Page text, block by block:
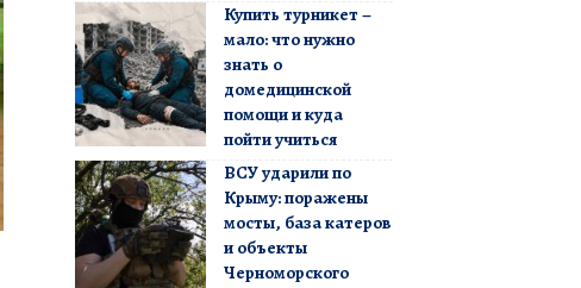
Купить турникет –
мало: что нужно
знать о
домедицинской
помощи и куда
пойти учиться
ВСУ ударили по
Крыму: поражены
мосты, база катеров
и объекты
Черноморского